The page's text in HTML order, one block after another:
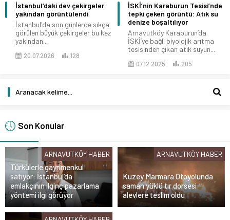
İstanbul’daki dev çekirgeler
yakından görüntülendi
İstanbul'da son günlerde sıkça
görülen büyük çekirgeler bu kez
yakından...
20.07.2026 128
İSKİ’nin Karaburun Tesisi’nde
tepki çeken görüntü: Atık su
denize boşaltılıyor
Arnavutköy Karaburun’da
İSKİ’ye bağlı biyolojik arıtma
tesisinden çıkan atık suyun...
07.12.2025 205
Son Konular
ARNAVUTKÖY HABER
Türkülerle gayrimenkul
satıyor: İstanbul’da
emlakçının ilginç pazarlama
yöntemi ilgi görüyor
ARNAVUTKÖY HABER
Kuzey Marmara Otoyolunda
saman yüklü tır dorsesi
alevlere teslim oldu